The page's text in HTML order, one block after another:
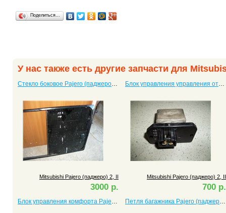
Поделиться…
У нас также есть другие запчасти для
Стекло боковое Pajero (паджеро) 2, II
Mitsubishi Pajero (паджеро) 2, II
3000 р.
Блок управления управления отопителем Pajero (паджеро) 2, II
Mitsubishi Pajero (паджеро) 2, II
700 р.
Блок управления комфорта Pajero (паджеро) 2, II Петля багажника Pajero (паджеро) 2, II